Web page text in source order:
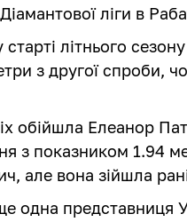
ліги в
літнього
з другої спроби,
обійшла Елеанор
з показником 1.94
але вона зійшла
одна представниця